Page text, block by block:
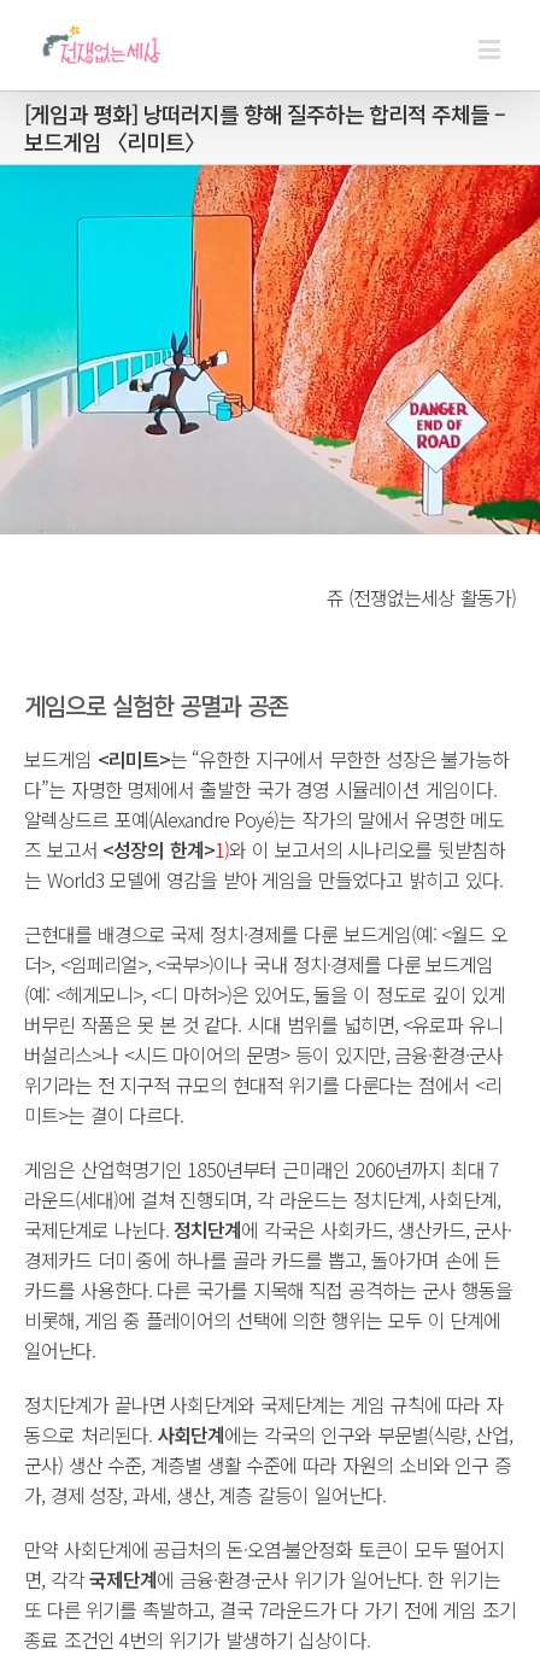
[게임과 평화] 낭떠러지를 향해 질주하는 합리적 주체들 –
보드게임 〈리미트〉
쥬 (전쟁없는세상 활동가)
게임으로 실험한 공멸과 공존
보드게임 <리미트>는 “유한한 지구에서 무한한 성장은 불가능하
다”는 자명한 명제에서 출발한 국가 경영 시뮬레이션 게임이다.
알렉상드르 포예(Alexandre Poyé)는 작가의 말에서 유명한 메도
즈 보고서 <성장의 한계>1)와 이 보고서의 시나리오를 뒷받침하
는 World3 모델에 영감을 받아 게임을 만들었다고 밝히고 있다.
근현대를 배경으로 국제 정치·경제를 다룬 보드게임(예: <월드 오
더>, <임페리얼>, <국부>)이나 국내 정치·경제를 다룬 보드게임
(예: <헤게모니>, <디 마허>)은 있어도, 둘을 이 정도로 깊이 있게
버무린 작품은 못 본 것 같다. 시대 범위를 넓히면, <유로파 유니
버설리스>나 <시드 마이어의 문명> 등이 있지만, 금융·환경·군사
위기라는 전 지구적 규모의 현대적 위기를 다룬다는 점에서 <리
미트>는 결이 다르다.
게임은 산업혁명기인 1850년부터 근미래인 2060년까지 최대 7
라운드(세대)에 걸쳐 진행되며, 각 라운드는 정치단계, 사회단계,
국제단계로 나뉜다. 정치단계에 각국은 사회카드, 생산카드, 군사·
경제카드 더미 중에 하나를 골라 카드를 뽑고, 돌아가며 손에 든
카드를 사용한다. 다른 국가를 지목해 직접 공격하는 군사 행동을
비롯해, 게임 중 플레이어의 선택에 의한 행위는 모두 이 단계에
일어난다.
정치단계가 끝나면 사회단계와 국제단계는 게임 규칙에 따라 자
동으로 처리된다. 사회단계에는 각국의 인구와 부문별(식량, 산업,
군사) 생산 수준, 계층별 생활 수준에 따라 자원의 소비와 인구 증
가, 경제 성장, 과세, 생산, 계층 갈등이 일어난다.
만약 사회단계에 공급처의 돈·오염·불안정화 토큰이 모두 떨어지
면, 각각국제단계에 금융·환경·군사 위기가 일어난다. 한 위기는
또 다른 위기를 촉발하고, 결국 7라운드가 다 가기 전에 게임 조기
종료 조건인 4번의 위기가 발생하기 십상이다.